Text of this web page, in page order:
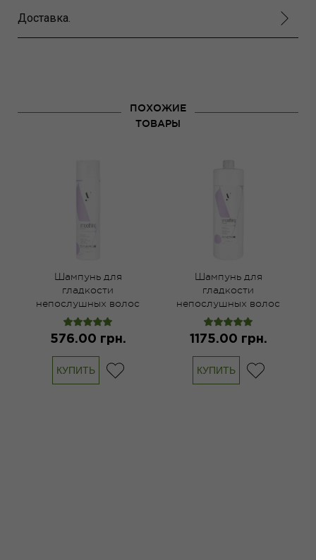
Доставка.
ПОХОЖИЕ
ТОВАРЫ
Шампунь для
гладкости
непослушных волос
Y2.1 Sinergy 250 мл
576.00 грн.
КУПИТЬ
Шампунь для
гладкости
непослушных волос
Y2.1 Sinergy 1000 мл
1175.00 грн.
КУПИТЬ